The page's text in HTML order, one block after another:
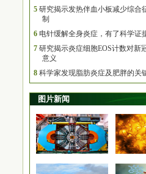
5 研究揭示发热伴血小板减少综合
制
6 电针缓解全身炎症，有了科学证
7 研究揭示炎症细胞EOS计数对新
意义
8 科学家发现脂肪炎症及肥胖的关
图片新闻